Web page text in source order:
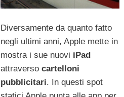
Diversamente da quanto fatto
negli ultimi anni, Apple mette in
mostra i sue nuovi iPad
attraverso cartelloni
pubblicitari. In questi spot